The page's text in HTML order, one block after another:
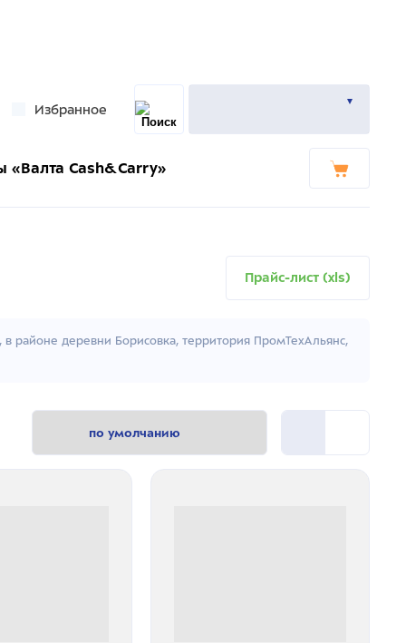
Избранное
«Валта Cash&Carry»
Прайс-лист (xls)
районе деревни Борисовка, территория ПромТехАльянс,